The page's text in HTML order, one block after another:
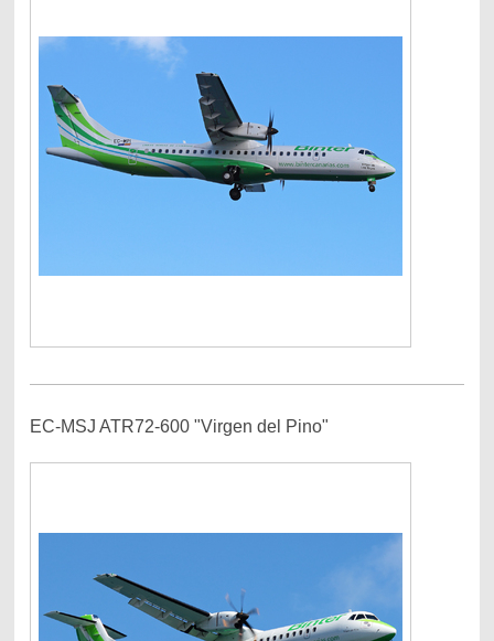
EC-MSJ ATR72-600 "Virgen del Pino"